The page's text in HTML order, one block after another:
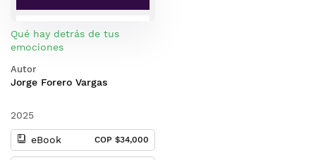
Qué hay detrás de tus
emociones
Autor
Jorge Forero Vargas
2025
eBook COP $34,000